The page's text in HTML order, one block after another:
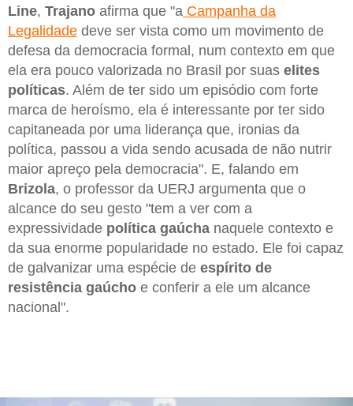
Line, Trajano afirma que "a Campanha da
Legalidade deve ser vista como um movimento de
defesa da democracia formal, num contexto em que
ela era pouco valorizada no Brasil por suas elites
políticas. Além de ter sido um episódio com forte
marca de heroísmo, ela é interessante por ter sido
capitaneada por uma liderança que, ironias da
política, passou a vida sendo acusada de não nutrir
maior apreço pela democracia". E, falando em
Brizola, o professor da UERJ argumenta que o
alcance do seu gesto "tem a ver com a
expressividade política gaúcha naquele contexto e
da sua enorme popularidade no estado. Ele foi capaz
de galvanizar uma espécie de espírito de
resistência gaúcho e conferir a ele um alcance
nacional".